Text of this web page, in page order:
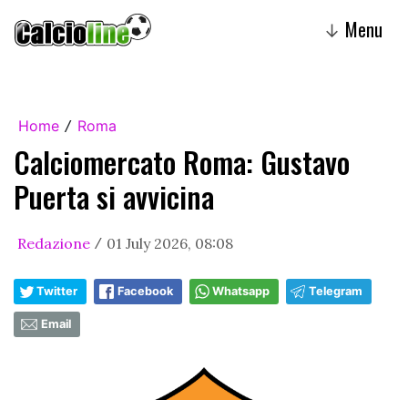
↓ Menu
Home / Roma
Calciomercato Roma: Gustavo
Puerta si avvicina
Redazione / 01 July 2026, 08:08
Twitter Facebook Whatsapp Telegram
Email